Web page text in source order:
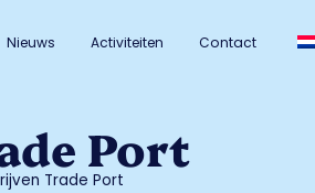
Nieuws Activiteiten Contact
Port
Trade Port